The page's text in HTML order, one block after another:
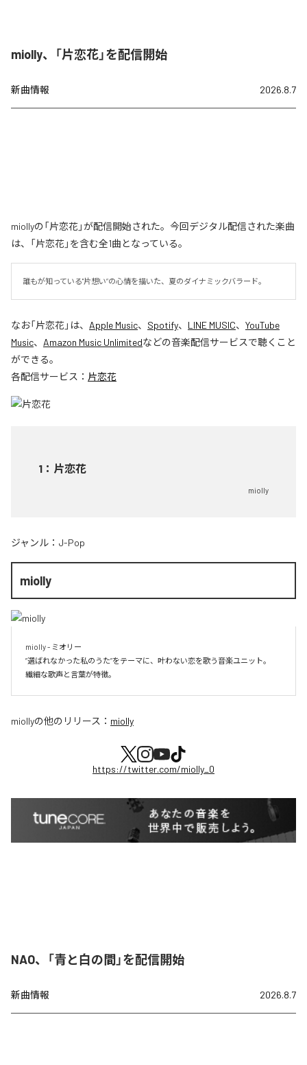
miolly、「片恋花」を配信開始
新曲情報 2026.8.7
miollyの「片恋花」が配信開始された。今回デジタル配信された楽曲
は、「片恋花」を含む全1曲となっている。
誰もが知っている"片想い”の心情を描いた、夏のダイナミックバラード。
なお「片恋花」は、 Apple Music、 Spotify、 LINE MUSIC、 YouTube
Music、 Amazon Music Unlimitedなどの音楽配信サービスで聴くこと
ができる。
各配信サービス： 片恋花
1 ： 片恋花
miolly
ジャンル： J-Pop
miolly
miolly - ミオリー
”選ばれなかった私のうた”をテーマに、叶わない恋を歌う音楽ユニット。
miollyの他のリリース： miolly
https://twitter.com/miolly_0
NAO、「青と白の間」を配信開始
新曲情報 2026.8.7